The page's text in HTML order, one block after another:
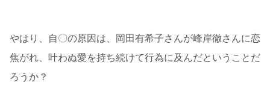
やはり、自〇の原因は、岡田有希子さんが峰岸徹さんに恋
焦がれ、叶わぬ愛を持ち続けて行為に及んだということだ
ろうか？